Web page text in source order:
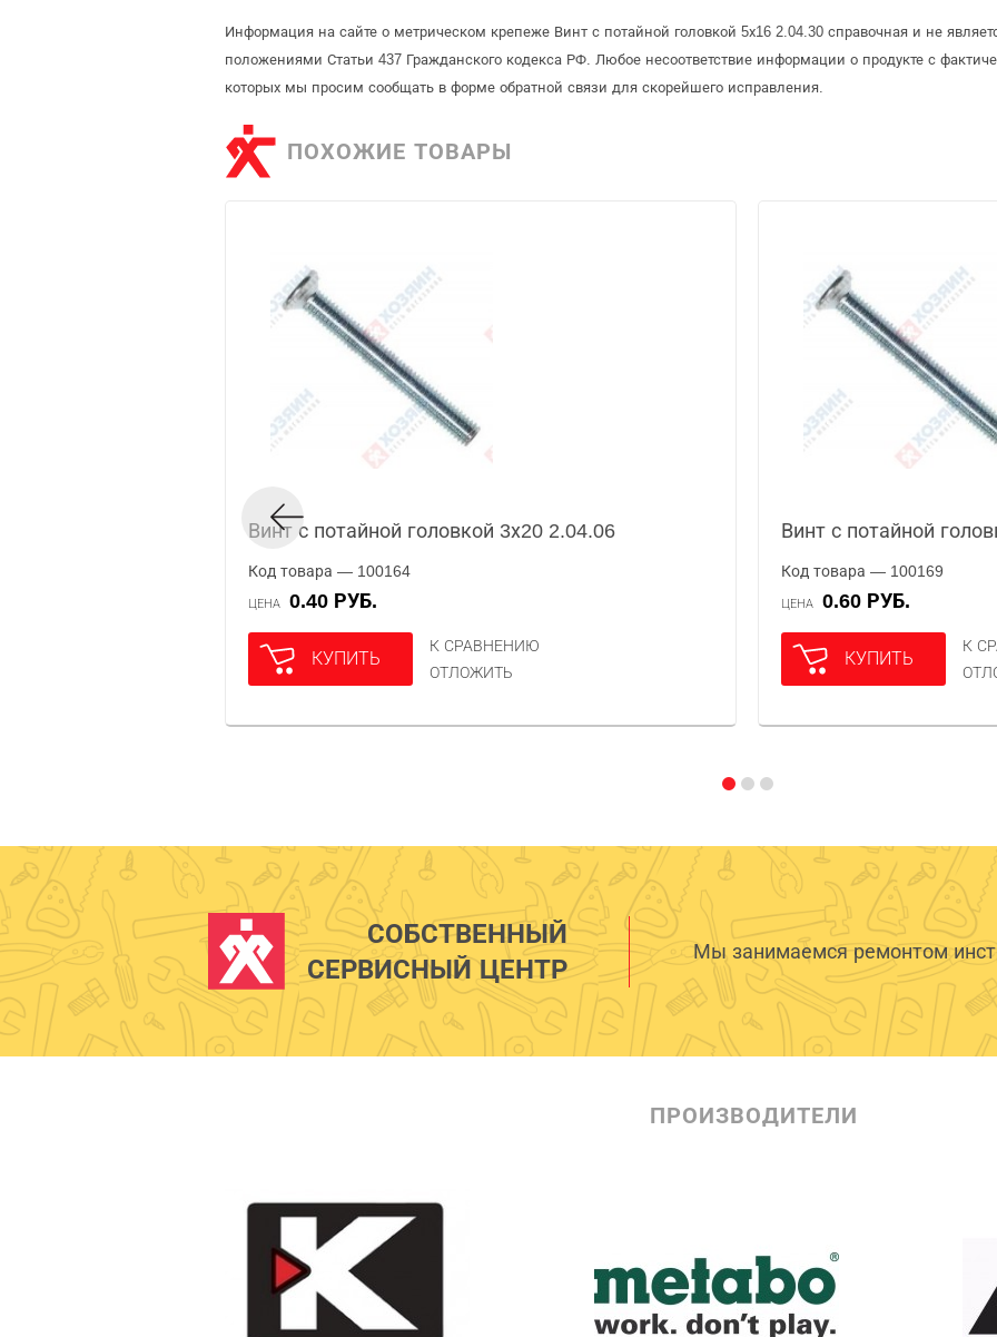
Информация на сайте о метрическом крепеже Винт с потайной головкой 5х16 2.04.30 справочная и не
положениями Статьи 437 Гражданского кодекса РФ. Любое несоответствие информации о продукте с
которых мы просим сообщать в форме обратной связи для скорейшего исправления.
ПОХОЖИЕ ТОВАРЫ
Винт с потайной головкой 3х20 2.04.06
Код товара — 100164
ЦЕНА 0.40 РУБ.
КУПИТЬ
К СРАВНЕНИЮ
ОТЛОЖИТЬ
Винт с потайной
Код товара — 100169
ЦЕНА 0.60 РУБ.
КУПИТЬ
К
СОБСТВЕННЫЙ
СЕРВИСНЫЙ ЦЕНТР
Мы занимаемся ремонтом
ПРОИЗВОДИТЕЛИ